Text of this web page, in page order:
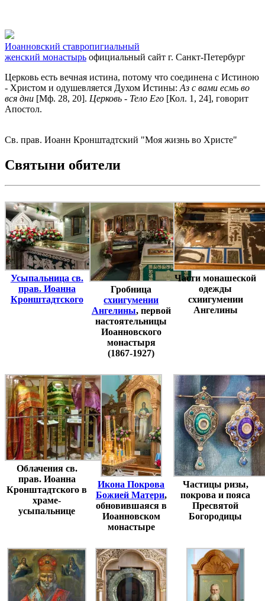
Иоанновский ставропигиальный
женский монастырь официальный сайт г. Санкт-Петербург
Церковь есть вечная истина, потому что соединена с Истиною
- Христом и одушевляется Духом Истины: Аз с вами есмь во
вся дни [Мф. 28, 20]. Церковь - Тело Его [Кол. 1, 24], говорит
Апостол.
Св. прав. Иоанн Кронштадтский "Моя жизнь во Христе"
Святыни обители
Усыпальница св.
прав. Иоанна
Кронштадтского
Гробница
схиигумении
Ангелины, первой
настоятельницы
Иоанновского
монастыря
(1867-1927)
Части монашеской
одежды
схиигумении
Ангелины
Облачения св.
прав. Иоанна
Кронштадтского в
храме-
усыпальнице
Икона Покрова
Божией Матери,
обновившаяся в
Иоанновском
монастыре
Частицы ризы,
покрова и пояса
Пресвятой
Богородицы